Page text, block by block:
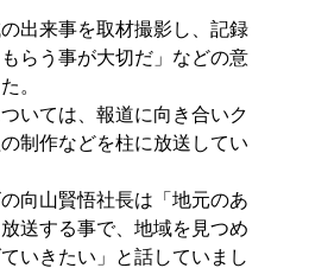
出来事を取材撮影し、記録
らう事が大切だ」などの意
。
いては、報道に向き合いク
制作などを柱に放送してい
向山賢悟社長は「地元のあ
送する事で、地域を見つめ
いきたい」と話していまし